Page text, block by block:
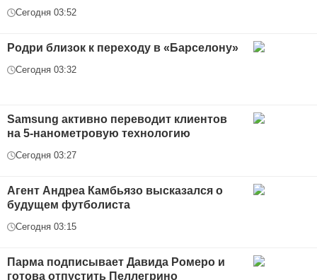
Сегодня 03:52
Родри близок к переходу в «Барселону»
Сегодня 03:32
Samsung активно переводит клиентов
на 5-нанометровую технологию
Сегодня 03:27
Агент Андреа Камбьязо высказался о
будущем футболиста
Сегодня 03:15
Парма подписывает Давида Ромеро и
готова отпустить Пеллегрино